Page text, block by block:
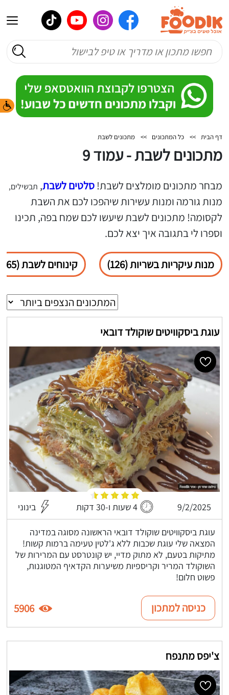
דף הבית >> כל המתכונים >> מתכונים לשבת
מתכונים לשבת - עמוד 9
מבחר מתכונים מומלצים לשבת! סלטים לשבת, תבשילים,
מנות גורמה ומנות עשירות שיהפכו לכם את השבת
לקסומה! מתכונים לשבת שיעשו לכם שמח בפה, תכינו
וספרו לי בתגובה איך יצא לכם.
מנות עיקריות בשריות (126) קינוחים לשבת (65)
עוגת ביסקוויטים שוקולד דובאי
9/2/2025 4 שעות ו-30 דקות בינוני
עוגת ביסקוויטים שוקולד דובאי הראשונה מסוגה במדינה
המצאה שלי עוגת שכבות ללא ג'לטין טעימה ברמות קשות!
מתיקות בטעם, לא מתוק מדיי, יש קונטרסט עם המרירות של
השוקולד המריר וקריספיות משיערות הקדאיף המטוגנות,
פשוט חלום!
כניסה למתכון 5906
צ'יפס מתנפח